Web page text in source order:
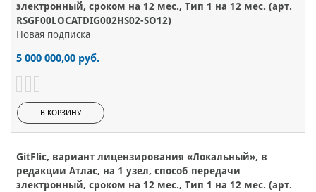
электронный, сроком на 12 мес., Тип 1 на 12 мес. (арт.
RSGF00LOCATDIG002HS02-SO12)
Новая подписка
5 000 000,00 руб.
В КОРЗИНУ
GitFlic, вариант лицензирования «Локальный», в
редакции Атлас, на 1 узел, способ передачи
электронный, сроком на 12 мес., Тип 1 на 12 мес. (арт.